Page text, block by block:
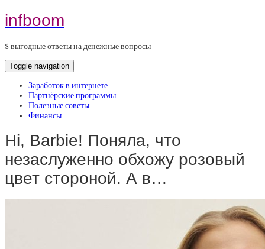
infboom
$ выгодные ответы на денежные вопросы
Toggle navigation
Заработок в интернете
Партнёрские программы
Полезные советы
Финансы
Hi, Barbie! Поняла, что
незаслуженно обхожу розовый
цвет стороной. А в…